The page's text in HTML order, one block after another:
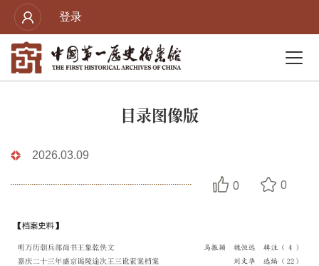
登录
目录图像版
2026.03.09
0 0